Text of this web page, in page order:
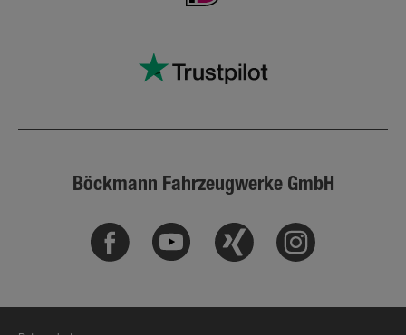
Böckmann Fahrzeugwerke GmbH
Facebook Youtube Xing Instagram